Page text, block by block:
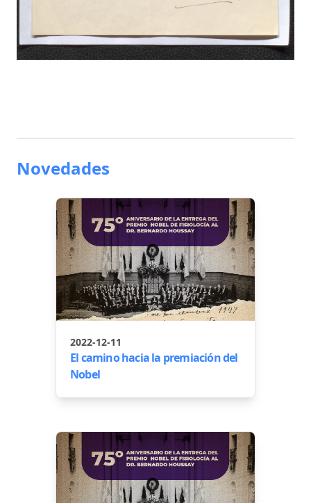
Novedades
2022-12-11
El camino hacia la premiación del
Nobel